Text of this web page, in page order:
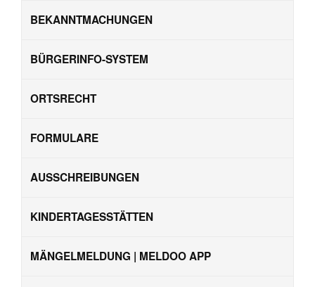
BEKANNTMACHUNGEN
BÜRGERINFO-SYSTEM
ORTSRECHT
FORMULARE
AUSSCHREIBUNGEN
KINDERTAGESSTÄTTEN
MÄNGELMELDUNG | MELDOO APP